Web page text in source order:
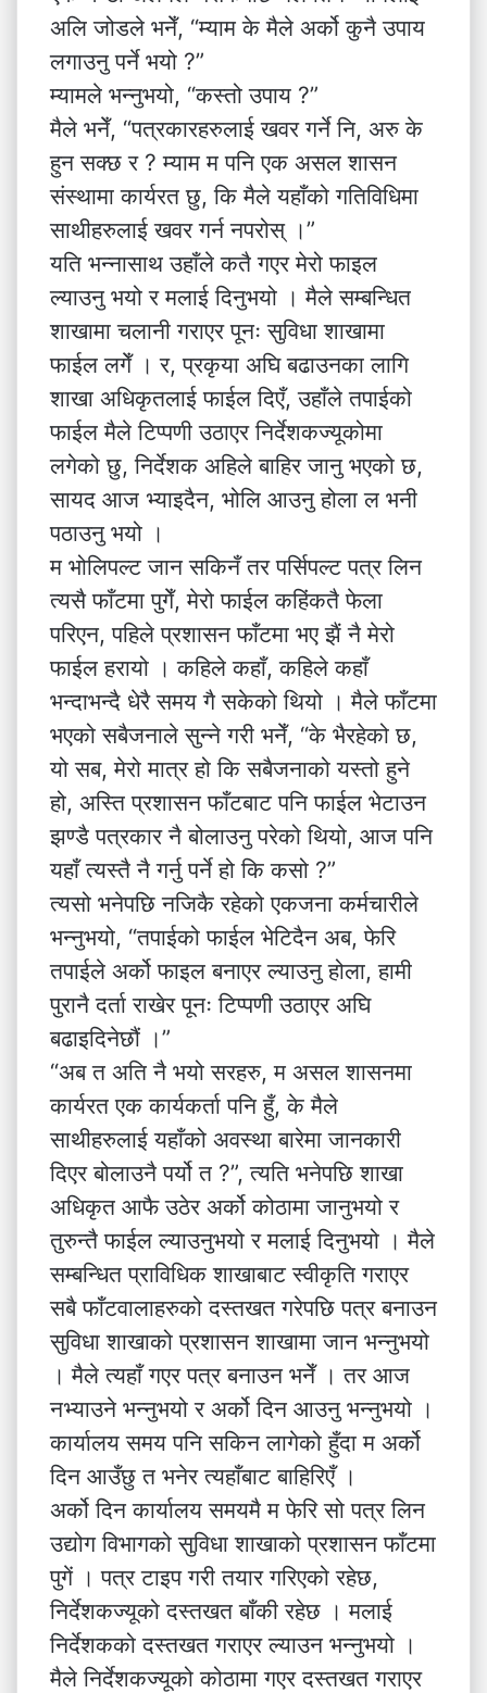
अलि जोडले भनेँ, “म्याम के मैले अर्को कुनै उपाय
लगाउनु पर्ने भयो ?”
म्यामले भन्नुभयो, “कस्तो उपाय ?”
मैले भनेँ, “पत्रकारहरुलाई खवर गर्ने नि, अरु के
हुन सक्छ र ? म्याम म पनि एक असल शासन
संस्थामा कार्यरत छु, कि मैले यहाँको गतिविधिमा
साथीहरुलाई खवर गर्न नपरोस् ।”
यति भन्नासाथ उहाँले कतै गएर मेरो फाइल
ल्याउनु भयो र मलाई दिनुभयो । मैले सम्बन्धित
शाखामा चलानी गराएर पूनः सुविधा शाखामा
फाईल लगेँ । र, प्रकृया अघि बढाउनका लागि
शाखा अधिकृतलाई फाईल दिएँ, उहाँले तपाईको
फाईल मैले टिप्पणी उठाएर निर्देशकज्यूकोमा
लगेको छु, निर्देशक अहिले बाहिर जानु भएको छ,
सायद आज भ्याइदैन, भोलि आउनु होला ल भनी
पठाउनु भयो ।
म भोलिपल्ट जान सकिनँ तर पर्सिपल्ट पत्र लिन
त्यसै फाँटमा पुगेँ, मेरो फाईल कहिंकतै फेला
परिएन, पहिले प्रशासन फाँटमा भए झैं नै मेरो
फाईल हरायो । कहिले कहाँ, कहिले कहाँ
भन्दाभन्दै धेरै समय गै सकेको थियो । मैले फाँटमा
भएको सबैजनाले सुन्ने गरी भनेँ, “के भैरहेको छ,
यो सब, मेरो मात्र हो कि सबैजनाको यस्तो हुने
हो, अस्ति प्रशासन फाँटबाट पनि फाईल भेटाउन
झण्डै पत्रकार नै बोलाउनु परेको थियो, आज पनि
यहाँ त्यस्तै नै गर्नु पर्ने हो कि कसो ?”
त्यसो भनेपछि नजिकै रहेको एकजना कर्मचारीले
भन्नुभयो, “तपाईको फाईल भेटिदैन अब, फेरि
तपाईले अर्को फाइल बनाएर ल्याउनु होला, हामी
पुरानै दर्ता राखेर पूनः टिप्पणी उठाएर अघि
बढाइदिनेछौं ।”
“अब त अति नै भयो सरहरु, म असल शासनमा
कार्यरत एक कार्यकर्ता पनि हुँ, के मैले
साथीहरुलाई यहाँको अवस्था बारेमा जानकारी
दिएर बोलाउनै पर्यो त ?”, त्यति भनेपछि शाखा
अधिकृत आफै उठेर अर्को कोठामा जानुभयो र
तुरुन्तै फाईल ल्याउनुभयो र मलाई दिनुभयो । मैले
सम्बन्धित प्राविधिक शाखाबाट स्वीकृति गराएर
सबै फाँटवालाहरुको दस्तखत गरेपछि पत्र बनाउन
सुविधा शाखाको प्रशासन शाखामा जान भन्नुभयो
। मैले त्यहाँ गएर पत्र बनाउन भनेँ । तर आज
नभ्याउने भन्नुभयो र अर्को दिन आउनु भन्नुभयो ।
कार्यालय समय पनि सकिन लागेको हुँदा म अर्को
दिन आउँछु त भनेर त्यहाँबाट बाहिरिएँ ।
अर्को दिन कार्यालय समयमै म फेरि सो पत्र लिन
उद्योग विभागको सुविधा शाखाको प्रशासन फाँटमा
पुगें । पत्र टाइप गरी तयार गरिएको रहेछ,
निर्देशकज्यूको दस्तखत बाँकी रहेछ । मलाई
निर्देशकको दस्तखत गराएर ल्याउन भन्नुभयो ।
मैले निर्देशकज्यूको कोठामा गएर दस्तखत गराएर